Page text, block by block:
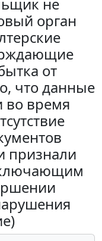
не
орган
от
что данные
во время
признали